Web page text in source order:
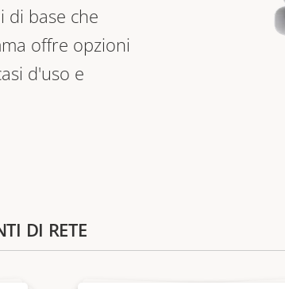
di base che
offre opzioni
d'uso e
DI RETE